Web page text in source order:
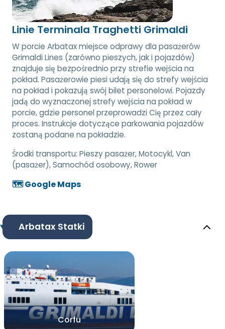
Linie Terminala Traghetti Grimaldi
W porcie Arbatax miejsce odprawy dla pasażerów
Grimaldi Lines (zarówno pieszych, jak i pojazdów)
znajduje się bezpośrednio przy strefie wejścia na
pokład. Pasażerowie piesi udają się do strefy wejścia
na pokład i pokazują swój bilet personelowi. Pojazdy
jadą do wyznaczonej strefy wejścia na pokład w
porcie, gdzie personel przeprowadzi Cię przez cały
proces. Instrukcje dotyczące parkowania pojazdów
zostaną podane na pokładzie.
Środki transportu: Pieszy pasażer, Motocykl, Van
(pasażer), Samochód osobowy, Rower
🗺️ Google Maps
Arbatax Statki
Corfu